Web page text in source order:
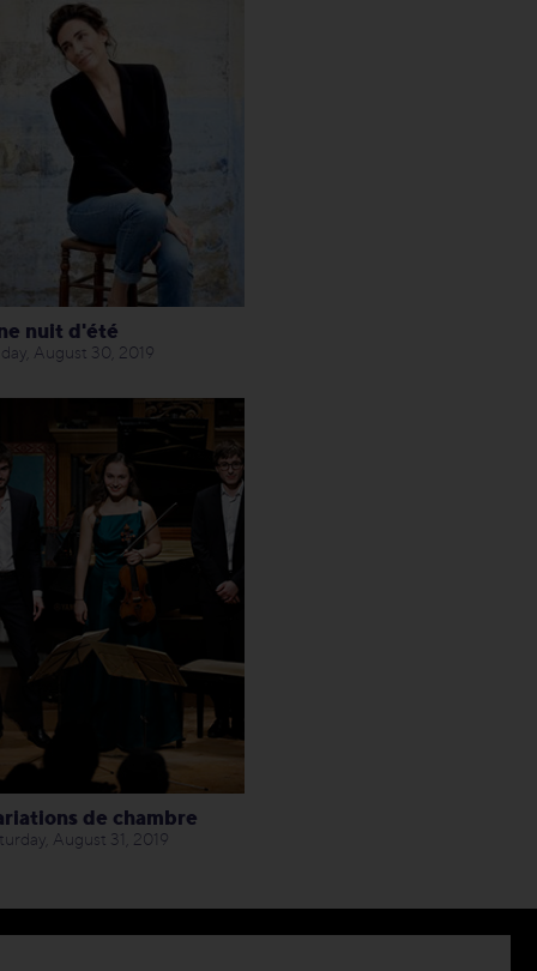
nuit d'été
August 30, 2019
de chambre
August 31, 2019